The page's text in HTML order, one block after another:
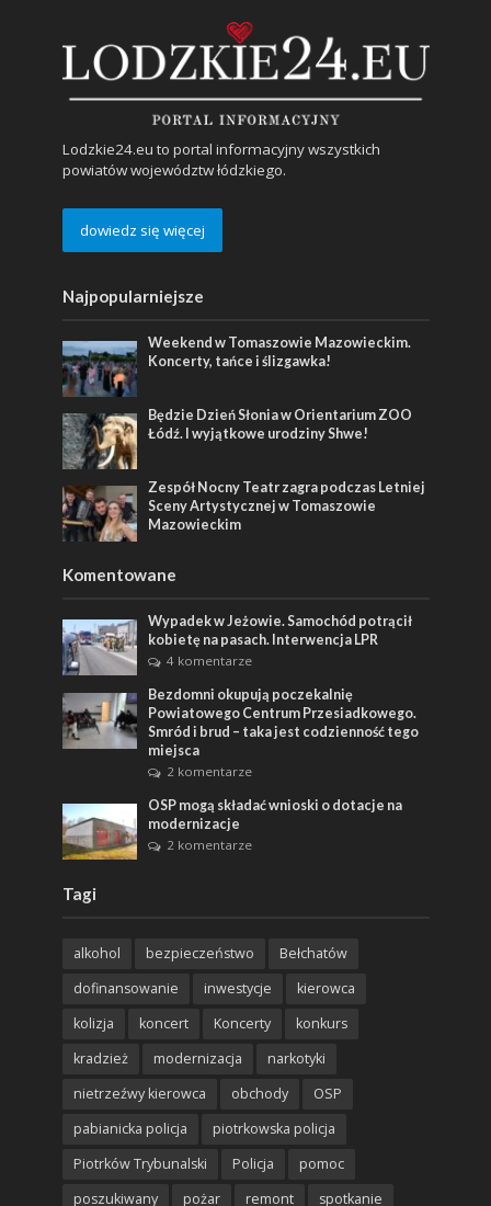
Lodzkie24.eu to portal informacyjny wszystkich
powiatów województw łódzkiego.
dowiedz się więcej
Najpopularniejsze
Weekend w Tomaszowie Mazowieckim.
Koncerty, tańce i ślizgawka!
Będzie Dzień Słonia w Orientarium ZOO
Łódź. I wyjątkowe urodziny Shwe!
Zespół Nocny Teatr zagra podczas Letniej
Sceny Artystycznej w Tomaszowie
Mazowieckim
Komentowane
Wypadek w Jeżowie. Samochód potrącił
kobietę na pasach. Interwencja LPR
4 komentarze
Bezdomni okupują poczekalnię
Powiatowego Centrum Przesiadkowego.
Smród i brud – taka jest codzienność tego
miejsca
2 komentarze
OSP mogą składać wnioski o dotacje na
modernizacje
2 komentarze
Tagi
alkohol bezpieczeństwo
Bełchatów
dofinansowanie
inwestycje
kierowca
kolizja
koncert Koncerty
konkurs
kradzież
modernizacja
narkotyki
nietrzeźwy kierowca
obchody
OSP
pabianicka policja
piotrkowska policja
Piotrków Trybunalski
Policja
pomoc
poszukiwany
pożar remont spotkanie